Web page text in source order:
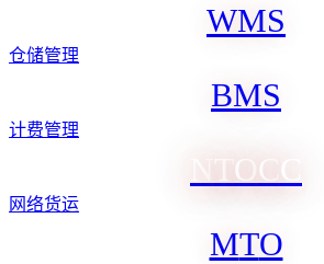
WMS
仓储管理
BMS
计费管理
T O C C
网络货运
MTO